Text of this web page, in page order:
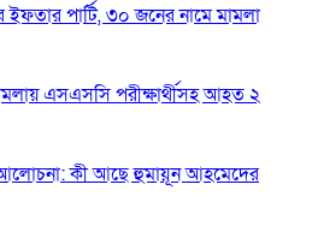
ইফতার পার্টি, ৩০ জনের নামে মামলা
এসএসসি পরীক্ষার্থীসহ আহত ২
আলোচনা: কী আছে হুমায়ূন আহমেদের